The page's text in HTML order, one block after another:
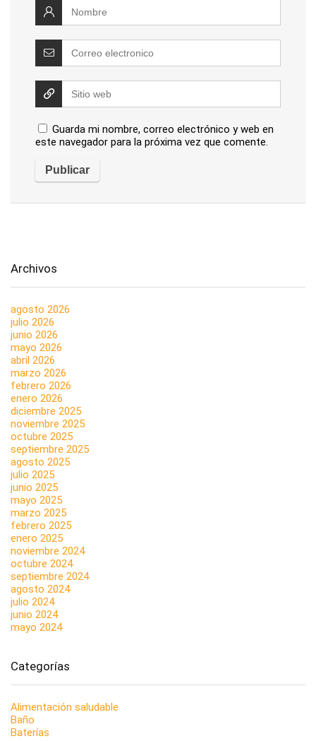
Guarda mi nombre, correo electrónico y web en
este navegador para la próxima vez que comente.
Archivos
agosto 2026
julio 2026
junio 2026
mayo 2026
abril 2026
marzo 2026
febrero 2026
enero 2026
diciembre 2025
noviembre 2025
octubre 2025
septiembre 2025
agosto 2025
julio 2025
junio 2025
mayo 2025
marzo 2025
febrero 2025
enero 2025
noviembre 2024
octubre 2024
septiembre 2024
agosto 2024
julio 2024
junio 2024
mayo 2024
Categorías
Alimentación saludable
Baño
Baterías